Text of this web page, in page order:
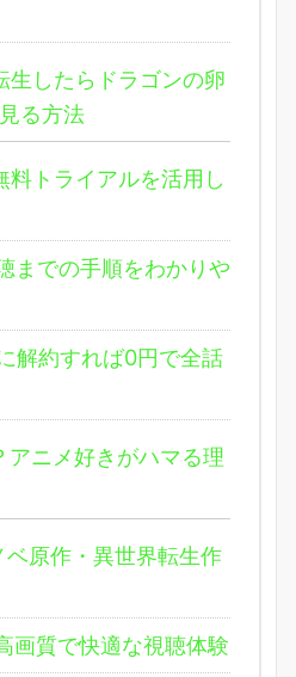
生したらドラゴンの卵
る方法
料トライアルを活用し
までの手順をわかりや
解約すれば0円で全話
ニメ好きがハマる理
ベ原作・異世界転生作
画質で快適な視聴体験